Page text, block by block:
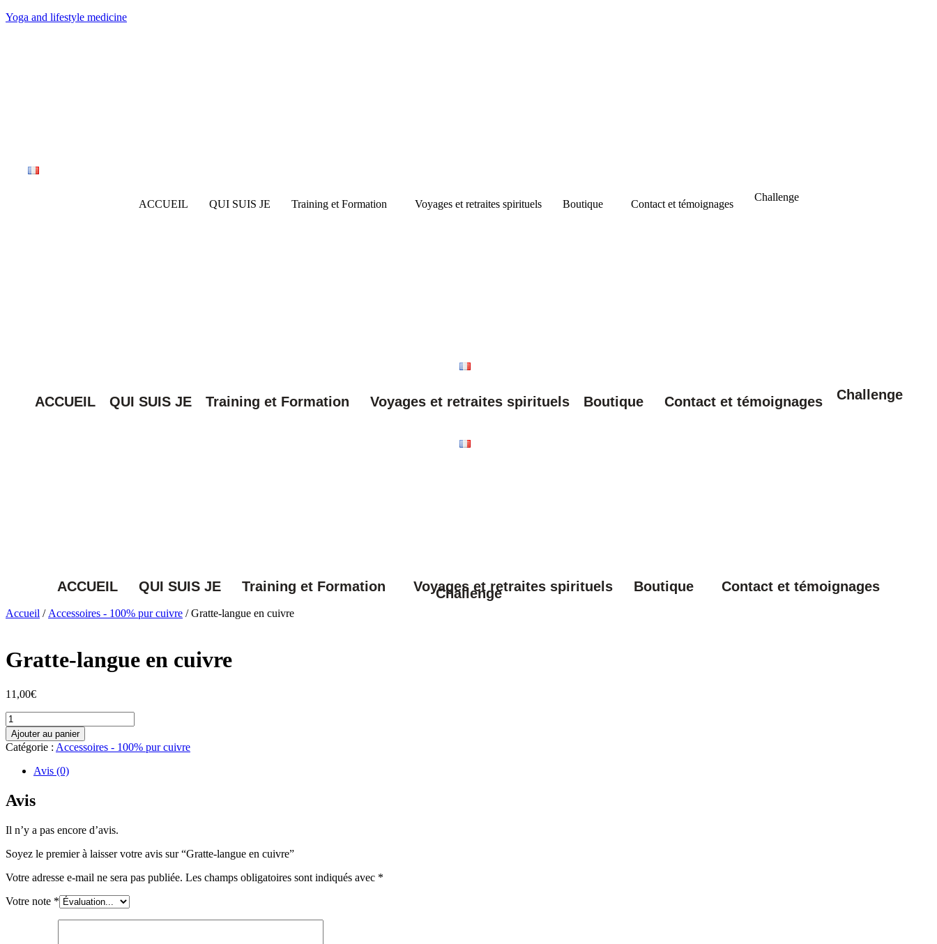
Yoga and lifestyle medicine
ACCUEIL QUI SUIS JE Training et Formation Voyages et retraites spirituels Boutique Contact et témoignages
Challenge
ACCUEIL QUI SUIS JE Training et Formation Voyages et retraites spirituels Boutique Contact et témoignages Challenge
ACCUEIL QUI SUIS JE Training et Formation Voyages et retraites spirituels Boutique Contact et témoignages
Challenge
Accueil / Accessoires - 100% pur cuivre / Gratte-langue en cuivre
Gratte-langue en cuivre
11,00€
quantité
de
Gratte-
langue
Ajouter au panier
Catégorie : Accessoires - 100% pur cuivre
Avis (0)
Avis
Il n’y a pas encore d’avis.
Soyez le premier à laisser votre avis sur “Gratte-langue en cuivre”
Votre adresse e-mail ne sera pas publiée. Les champs obligatoires sont indiqués avec *
Votre note *